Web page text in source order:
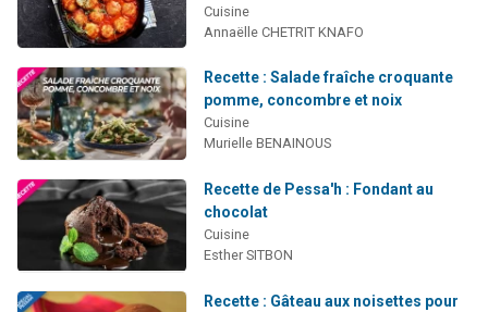
Cuisine
Annaëlle CHETRIT KNAFO
Recette : Salade fraîche croquante
pomme, concombre et noix
Cuisine
Murielle BENAINOUS
Recette de Pessa'h : Fondant au
chocolat
Cuisine
Esther SITBON
Recette : Gâteau aux noisettes pour